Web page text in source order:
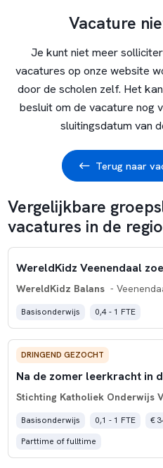
Vacature
Je kunt niet meer
vacatures op onze website
door de scholen zelf. Het
besluit om de vacature nog
sluitingsdatum van
Terug naar
Vergelijkbare
vacatures in de
WereldKidz Balans -
Basisonderwijs 0,4 - 1 FTE
DRINGEND GEZOCHT
Stichting Katholiek Onderwijs
Basisonderwijs 0,1 - 1 FTE €
Parttime of fulltime